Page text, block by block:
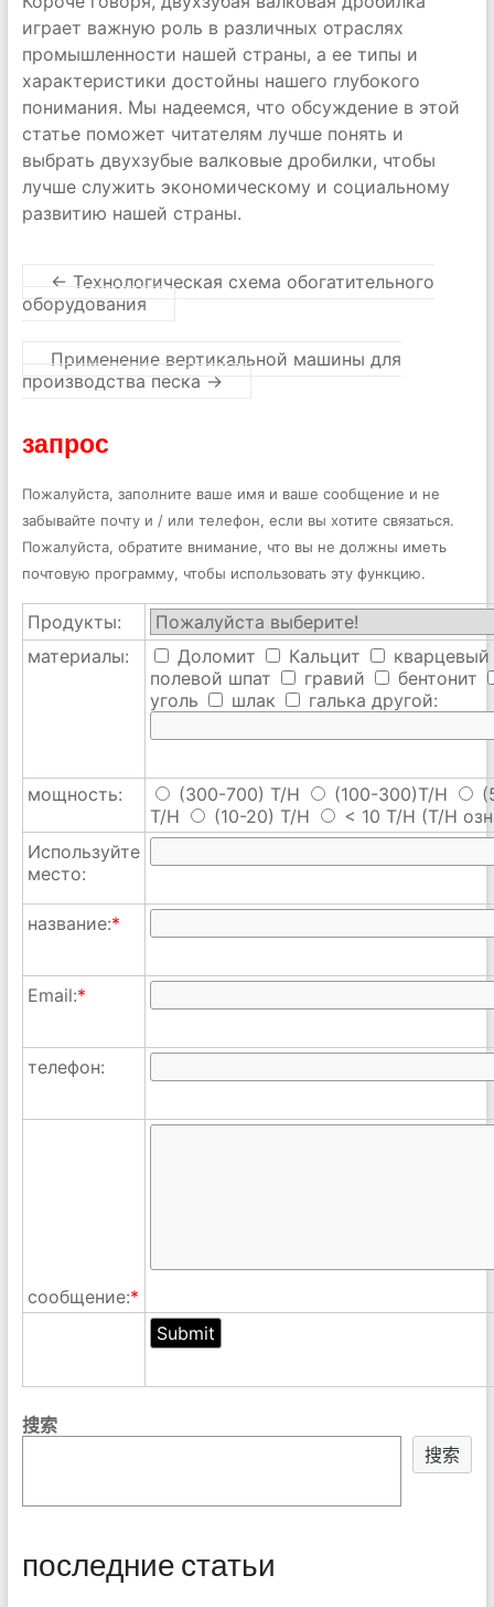
играет важную роль в различных отраслях
промышленности нашей страны, а ее типы и
характеристики достойны нашего глубокого
понимания. Мы надеемся, что обсуждение в этой
статье поможет читателям лучше понять и
выбрать двухзубые валковые дробилки, чтобы
лучше служить экономическому и социальному
развитию нашей страны.
← Технологическая схема обогатительного
оборудования
Применение вертикальной машины для
производства песка →
запрос
Пожалуйста, заполните ваше имя и ваше сообщение и не
забывайте почту и / или телефон, если вы хотите связаться.
Пожалуйста, обратите внимание, что вы не должны иметь
почтовую программу, чтобы использовать эту функцию.
Продукты:
материалы:
Доломит Кальцит
кварцевый
полевой шпат
гравий
бентонит
уголь
шлак галька другой:
мощность: (300-700) T/H (100-300)T/H
T/H
(10-20) T/H < 10 T/H (T/H
Используйте
место:
название:*
Email:*
телефон:
сообщение:*
搜索
搜索
последние статьи